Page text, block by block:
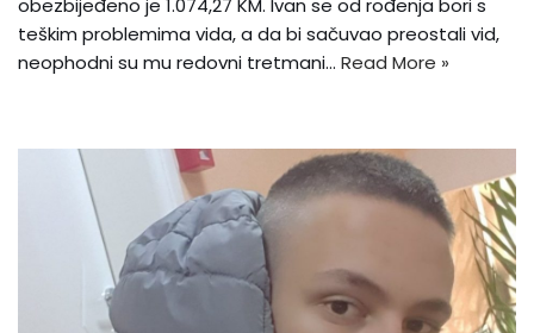
teškim problemima vida, a da bi sačuvao preostali vid,
neophodni su mu redovni tretmani… Read More »